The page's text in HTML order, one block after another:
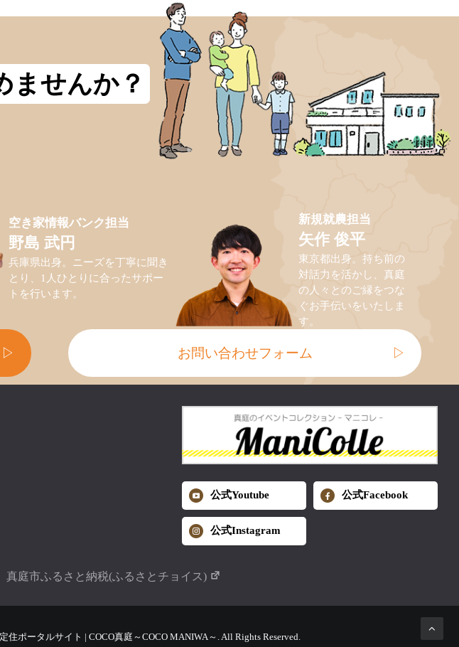
ませんか？
空き家情報バンク担当
野島 武円
兵庫県出身。ニーズを丁寧に聞き
とり、1人ひとりに合ったサポー
トを行います。
新規就農担当
矢作 俊平
東京都出身。持ち前の
対話力を活かし、真庭
の人々とのご縁をつな
ぐお手伝いをいたしま
す。
▷ お問い合わせフォーム ▷
公式Youtube 公式Facebook
公式Instagram
真庭市ふるさと納税(ふるさとチョイス)
ポータルサイト | COCO真庭～COCO MANIWA～. All Rights Reserved.